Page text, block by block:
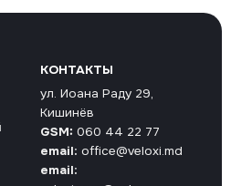
КОНТАКТЫ
ул. Иоана Раду 29,
Кишинёв
GSM: 060 44 22 77
email: office@veloxi.md
email: